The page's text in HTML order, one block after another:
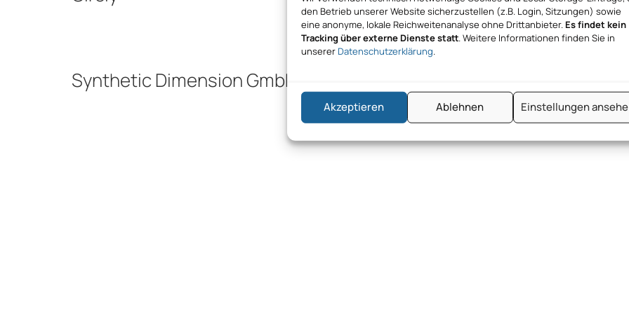
den Betrieb unserer Website sicherzustellen (z.B. Login, Sitzungen) sowie
eine anonyme, lokale Reichweitenanalyse ohne Drittanbieter. Es findet kein
Tracking über externe Dienste statt. Weitere Informationen finden Sie in
unserer Datenschutzerklärung.
Akzeptieren Ablehnen Einstellungen
Synthetic Dimension GmbH